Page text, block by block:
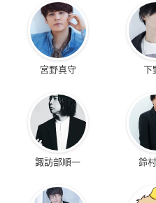
宮野真守 下
諏訪部順一 鈴